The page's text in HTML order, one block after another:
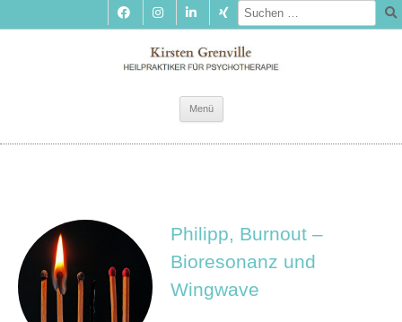
Menü
springen
Philipp, Burnout –
Bioresonanz und
Wingwave